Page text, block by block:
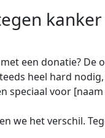
een donatie?
heel hard
speciaal voor
we het verschil.